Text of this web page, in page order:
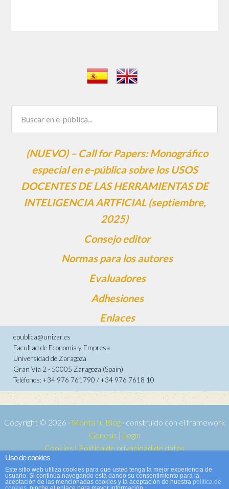
(NUEVO) – Call for Papers: Monográfico
especial en e-pública sobre los USOS
DOCENTES DE LAS HERRAMIENTAS DE
INTELIGENCIA ARTFICIAL (septiembre,
2025)
Consejo editor
Normas para los autores
Evaluadores
Adhesiones
Enlaces
epublica@unizar.es
Facultad de Economía y Empresa
Universidad de Zaragoza
Gran Vía 2 - 50005 Zaragoza (Spain)
Teléfonos: +34 976 761790 / +34 976 7618 10
Copyright © 2026 · Monta tu Blog· construido con el framework
Genesis | Login
Cookies | Política de privacidad de datos
Copyright © 2026 ·
WordPress·Acceder
Uso de cookies
Este sitio web utiliza cookies para que usted tenga la mejor experiencia de
usuario. Si continúa navegando está dando su consentimiento para la
aceptación de las mencionadas cookies y la aceptación de nuestra política de